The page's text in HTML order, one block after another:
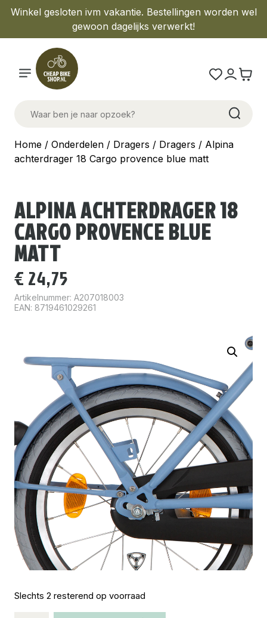
Winkel gesloten ivm vakantie. Bestellingen worden wel
gewoon dagelijks verwerkt!
Home / Onderdelen / Dragers / Dragers / Alpina
achterdrager 18 Cargo provence blue matt
ALPINA ACHTERDRAGER 18
CARGO PROVENCE BLUE
MATT
€ 24,75
Artikelnummer: A207018003
EAN: 8719461029261
Slechts 2 resterend op voorraad